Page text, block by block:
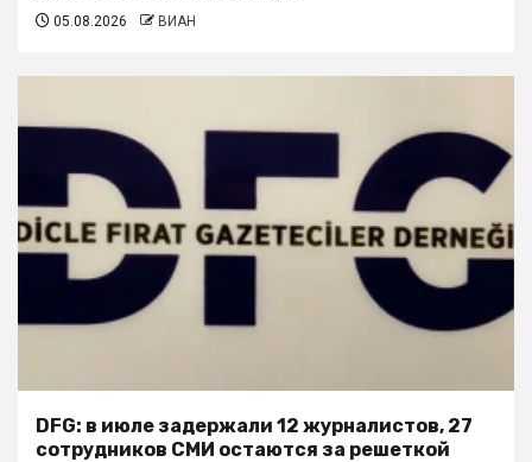
05.08.2026 ВИАН
DFG: в июле задержали 12 журналистов, 27
сотрудников СМИ остаются за решеткой